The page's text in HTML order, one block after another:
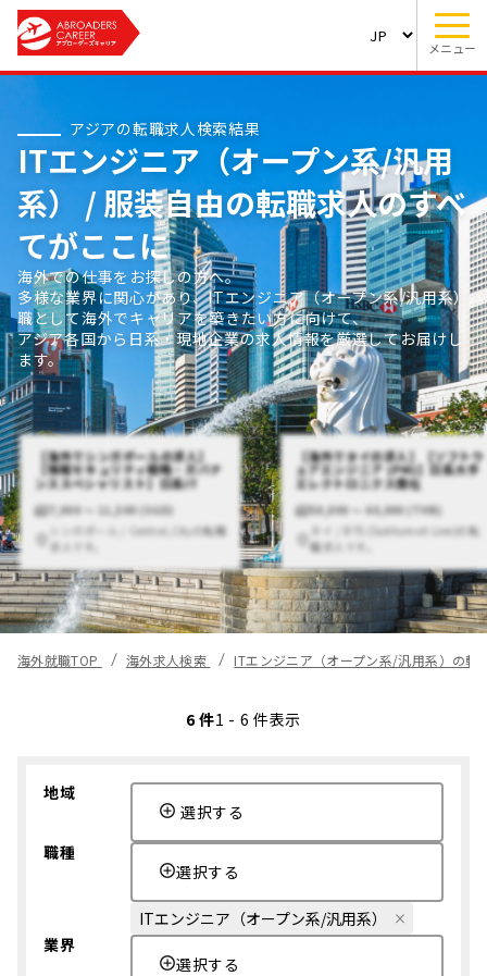
メニュー
アジアの転職求人検索結果
ITエンジニア（オープン系/汎用
系） / 服装自由の転職求人のすべ
てがここに
海外での仕事をお探しの方へ。
多様な業界に関心があり、ITエンジニア（オープン系/汎用系）
職として海外でキャリアを築きたい方に向けて、
アジア各国から日系・現地企業の求人情報を厳選してお届けし
ます。
【海外でシンガポールの求人】
【情報セキュリティ戦略・ガバナ
ンススペシャリスト】日系IT
7,000 〜 11,500 (SGD)
シンガポール / Central,Cityの転職
求人です。
【海外でタイの求人】【ソフトウ
ェアエンジニア (PM)】日系大手
エレクトロニクス商社
50,000 〜 60,000 (THB)
タイ / BTS (Sukhumvit Line)の転
職求人です。
海外就職TOP 海外求人検索 ITエンジニア（オープン系/汎用系）の転
6 件1 - 6 件表示
地域
選択する
職種
選択する
ITエンジニア（オープン系/汎用系）
業界
選択する